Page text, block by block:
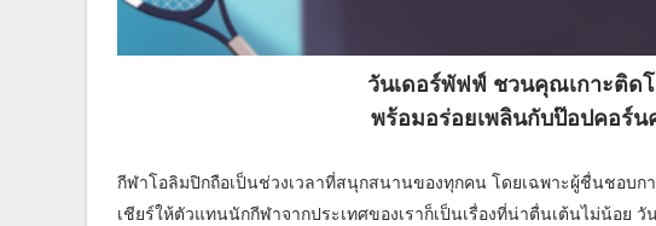
วันเดอร์พัฟฟ์ ชวนคุณเกาะติด
พร้อมอร่อยเพลินกับป๊อปคอร์
กีฬาโอลิมปิกถือเป็นช่วงเวลาที่สนุกสนานของทุกคน โดยเฉพาะผู้ชื่นชอบก
เชียร์ให้ตัวแทนนักกีฬาจากประเทศของเราก็เป็นเรื่องที่น่าตื่นเต้นไม่น้อย